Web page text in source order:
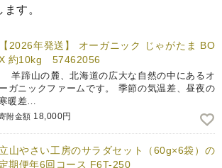
す。
【2026年発送】 オーガニック じゃがたま BO
約10kg 57462056
羊蹄山の麓、北海道の広大な自然の中にあるオ
ーガニックファームです。 季節の気温差、昼夜の
暖差…
附金額 18,000円
立山やさい工房のサラダセット（60g×6袋）の
定期便年6回コース F6T-250